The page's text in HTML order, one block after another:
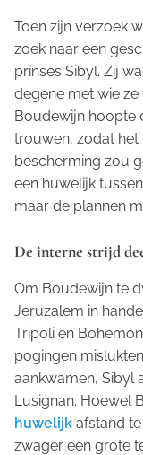
Toen zijn verzoek
zoek naar een
prinses Sibyl. Zij
degene met wie
Boudewijn hoopte
trouwen, zodat het
bescherming zou
een huwelijk
maar de plannen
De interne strijd
Om Boudewijn te
Jeruzalem in
Tripoli en
pogingen
aankwamen, Sibyl
Lusignan. Hoewel
huwelijk afstand
zwager een grote